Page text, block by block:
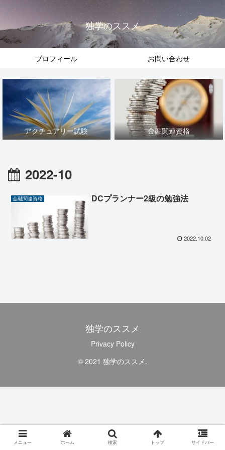
独学のススメ
プロフィール お問い合わせ
アクチュアリー試験 金融関連資格
2022-10
金融関連資格 DCプランナー2級の勉強法
2022.10.02
独学のススメ
Privacy Policy
© 2021 独学のススメ.
メニュー ホーム 検索 トップ サイドバー